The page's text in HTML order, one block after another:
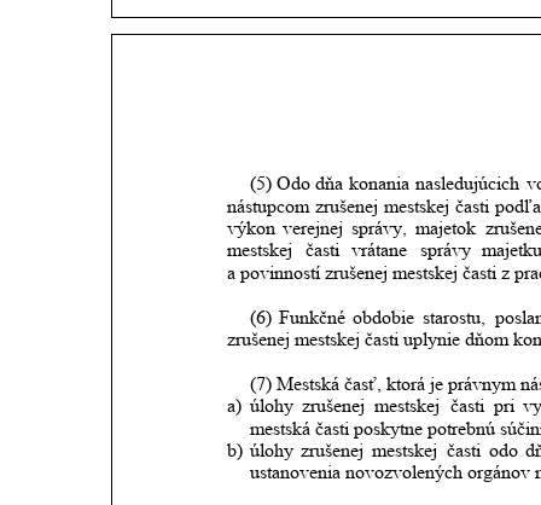
(5) Odo dňa konania nasledujúcich
nástupcom zrušenej mestskej časti podľa
výkon verejnej správy, majetok
mestskej
časti vrátane správy
a povinností zrušenej mestskej časti z
(6) Funkčné obdobie starostu,
zrušenej mestskej časti uplynie dňom
(7) Mestská časť, ktorá je právnym
a) úlohy zrušenej mestskej časti pri
mestská časti poskytne potrebnú
b) úlohy zrušenej mestskej časti odo
ustanovenia novozvolených orgánov